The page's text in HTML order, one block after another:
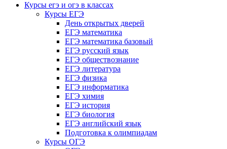
Курсы егэ и огэ в классах
Курсы ЕГЭ
День открытых дверей
ЕГЭ математика
ЕГЭ математика базовый
ЕГЭ русский язык
ЕГЭ обществознание
ЕГЭ литература
ЕГЭ физика
ЕГЭ информатика
ЕГЭ химия
ЕГЭ история
ЕГЭ биология
ЕГЭ английский язык
Подготовка к олимпиадам
Курсы ОГЭ